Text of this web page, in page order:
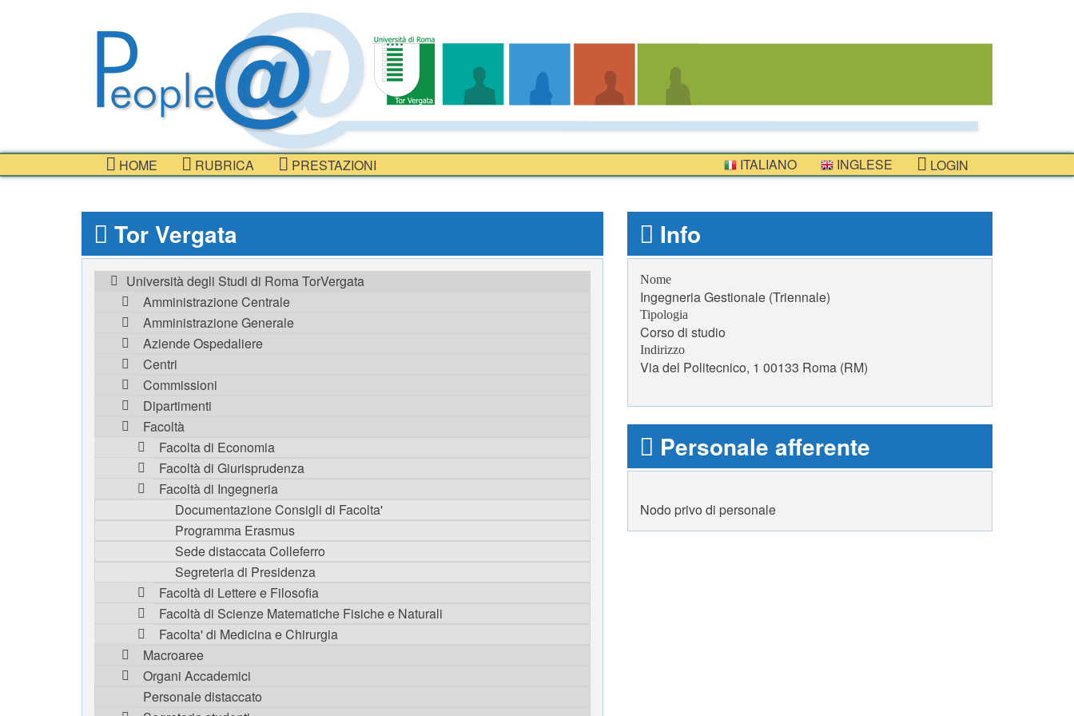
HOME RUBRICA PRESTAZIONI ITALIANO INGLESE LOGIN
Tor Vergata
Università degli Studi di Roma TorVergata
Amministrazione Centrale
Amministrazione Generale
Aziende Ospedaliere
Centri
Commissioni
Dipartimenti
Facoltà
Facolta di Economia
Facoltà di Giurisprudenza
Facoltà di Ingegneria
Documentazione Consigli di Facolta'
Programma Erasmus
Sede distaccata Colleferro
Segreteria di Presidenza
Facoltà di Lettere e Filosofia
Facoltà di Scienze Matematiche Fisiche e Naturali
Facolta' di Medicina e Chirurgia
Macroaree
Organi Accademici
Personale distaccato
Info
Nome
Ingegneria Gestionale (Triennale)
Tipologia
Corso di studio
Indirizzo
Via del Politecnico, 1 00133 Roma (RM)
Personale afferente
Nodo privo di personale